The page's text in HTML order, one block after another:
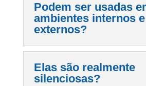
Podem ser usadas
ambientes internos e
externos?
Elas são realmente
silenciosas?